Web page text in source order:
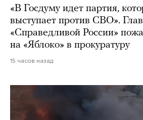
«В Госдуму идет партия,
выступает против СВО».
«Справедливой России»
на «Яблоко» в прокуратуру
15 часов назад